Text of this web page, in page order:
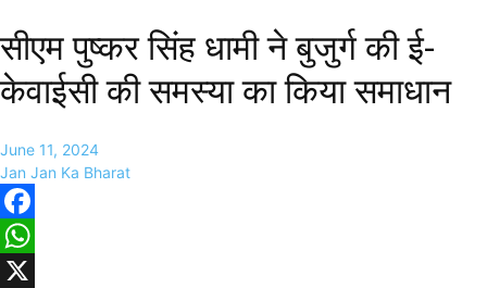
सीएम पुष्कर सिंह धामी ने बुजुर्ग की ई-
केवाईसी की समस्या का किया समाधान
June 11, 2024
Jan Jan Ka Bharat
Facebook
WhatsApp